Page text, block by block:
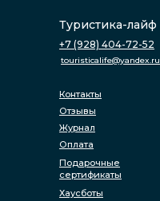
Туристика-лайф
Контакты
Отзывы
Журнал
+7 (928) 404-72-52
touristicalife@yandex.ru
Оплата
Подарочные
сертификаты
Хаусботы